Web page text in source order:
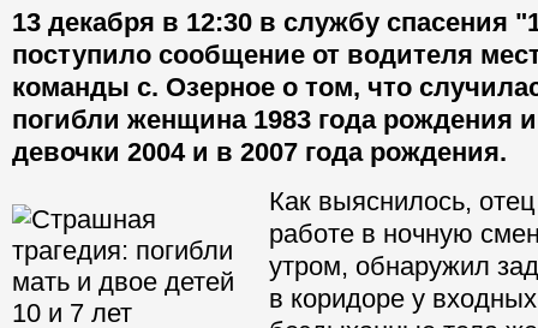
13 декабря в 12:30 в службу спасения
поступило сообщение от водителя
команды с. Озерное о том, что
погибли женщина 1983 года рождения
девочки 2004 и в 2007 года рождения.
Как выяснилось,
работе в ночную
утром, обнаружил
в коридоре у